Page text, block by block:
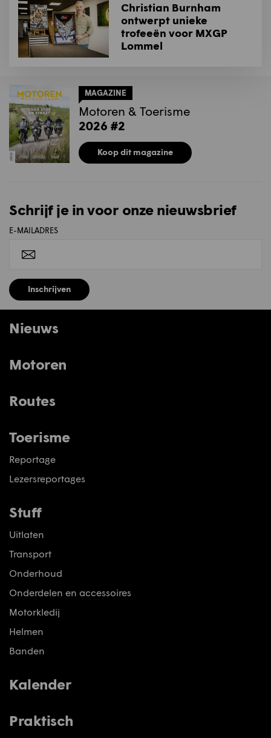
Christian Burnham
ontwerpt unieke
trofeeën voor MXGP
Lommel
MAGAZINE
Motoren & Toerisme
2026 #2
Koop dit magazine
Schrijf je in voor onze nieuwsbrief
E-MAILADRES
Inschrijven
Nieuws
Motoren
Routes
Toerisme
Reportage
Lezersreportages
Stuff
Uitlaten
Transport
Onderhoud
Onderdelen en accessoires
Motorkledij
Helmen
Banden
Kalender
Praktisch